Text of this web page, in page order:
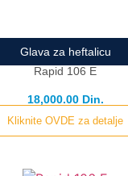
Glava za heftalicu
Rapid 106 E
18,000.00 Din.
Kliknite OVDE za detalje